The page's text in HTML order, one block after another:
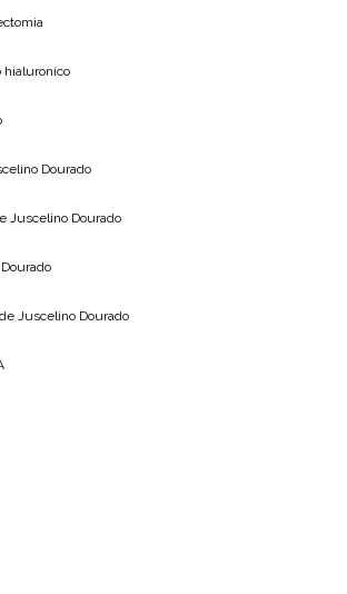
hialuronico
Dourado
Juscelino Dourado
Juscelino Dourado